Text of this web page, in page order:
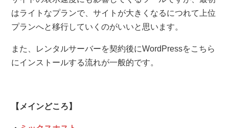
はライトなプランで、サイトが大きくなるにつれて上位
プランへと移行していくのがいいと思います。
また、レンタルサーバーを契約後にWordPressをこちら
にインストールする流れが一般的です。
【メインどころ】